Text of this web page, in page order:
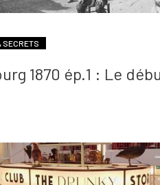
SECRETS
1870 ép.1 : Le